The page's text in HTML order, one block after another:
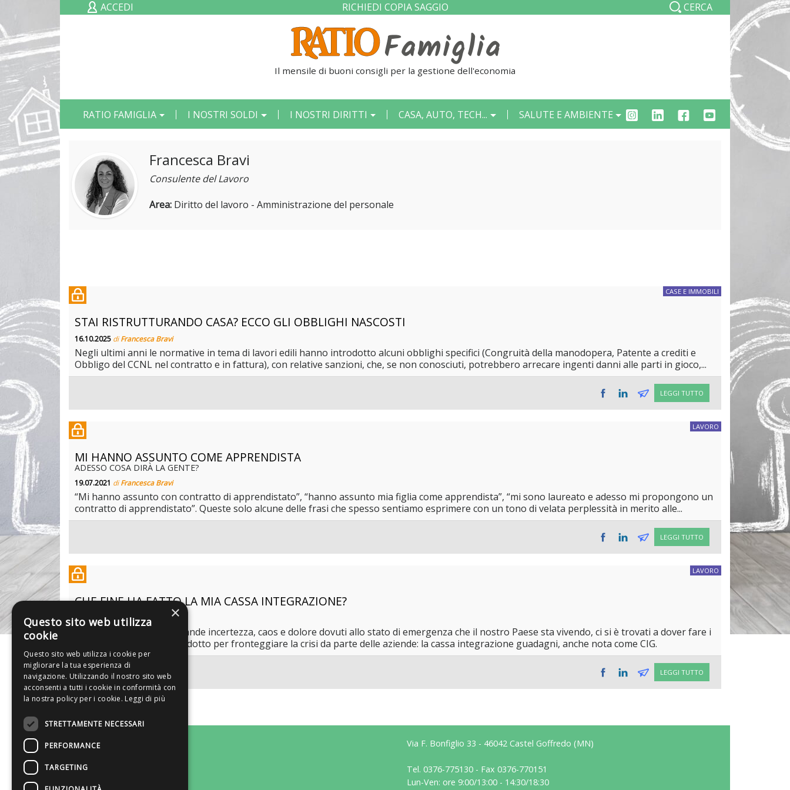
ACCEDI RICHIEDI COPIA SAGGIO CERCA
Il mensile di buoni consigli per la gestione dell'economia qu
RATIO FAMIGLIA I NOSTRI SOLDI I NOSTRI DIRITTI CASA, AUTO, TECH... SALUTE E AMBIENTE
Francesca Bravi
Consulente del Lavoro
Area: Diritto del lavoro - Amministrazione del personale
CASE E IMMOBILI
STAI RISTRUTTURANDO CASA? ECCO GLI OBBLIGHI NASCOSTI
16.10.2025 diFrancesca Bravi
Negli ultimi anni le normative in tema di lavori edili hanno introdotto alcuni obblighi specifici (Congruità della manodopera, Patente a crediti e
Obbligo del CCNL nel contratto e in fattura), con relative sanzioni, che, se non conosciuti, potrebbero arrecare ingenti danni alle parti in gioco,...
LEGGI TUTTO
LAVORO
MI HANNO ASSUNTO COME APPRENDISTA
ADESSO COSA DIRÀ LA GENTE?
19.07.2021 diFrancesca Bravi
“Mi hanno assunto con contratto di apprendistato”, “hanno assunto mia figlia come apprendista”, “mi sono laureato e adesso mi propongono un
contratto di apprendistato”. Queste solo alcune delle frasi che spesso sentiamo esprimere con un tono di velata perplessità in merito alle...
LEGGI TUTTO
LAVORO
CHE FINE HA FATTO LA MIA CASSA INTEGRAZIONE?
05.06.2020 diFrancesca Bravi
In questo momento di grande incertezza, caos e dolore dovuti allo stato di emergenza che il nostro Paese sta vivendo, ci si è trovati a dover fare i
conti con un istituto introdotto per fronteggiare la crisi da parte delle aziende: la cassa integrazione guadagni, anche nota come CIG.
LEGGI TUTTO
CHI SIAMO
RICERCA
Via F. Bonfiglio 33 - 46042 Castel Goffredo (MN)
Tel. 0376-775130 - Fax 0376-770151
Lun-Ven: ore 9:00/13:00 - 14:30/18:30
×
Questo sito web utilizza
cookie
Questo sito web utilizza i cookie per
migliorare la tua esperienza di
navigazione. Utilizzando il nostro sito web
acconsenti a tutti i cookie in conformità con
la nostra policy per i cookie. Leggi di più
STRETTAMENTE NECESSARI
PERFORMANCE
TARGETING